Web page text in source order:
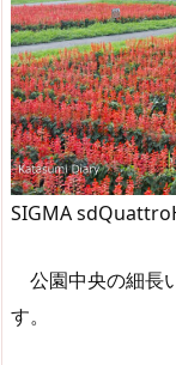
SIGMA
公園中央の細長
す。